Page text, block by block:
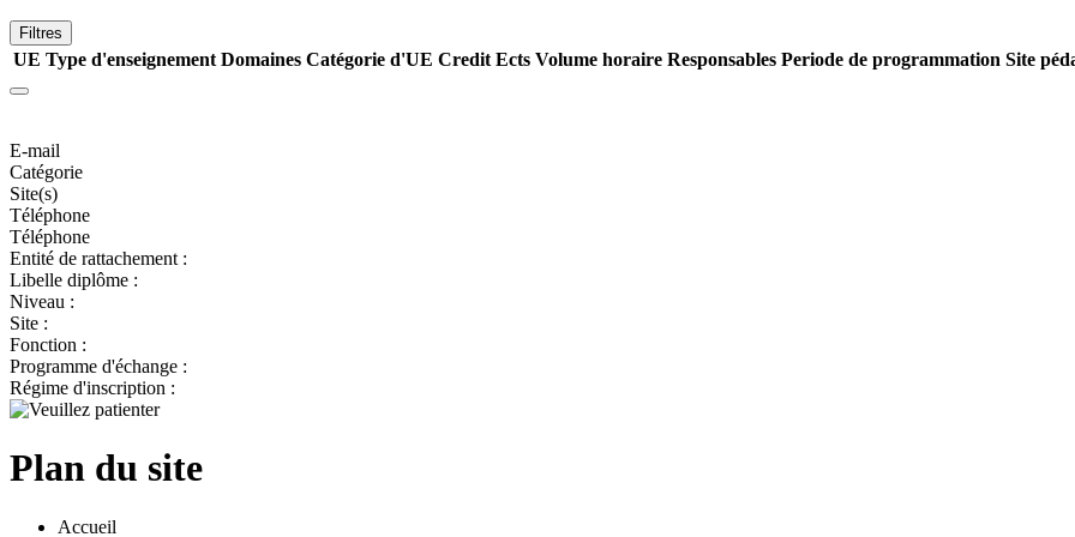
Filtres
UE Type d'enseignement Domaines Catégorie d'UE Credit Ects Volume horaire Responsables Periode de programmation Site
E-mail
Catégorie
Site(s)
Téléphone
Téléphone
Entité de rattachement :
Libelle diplôme :
Niveau :
Site :
Fonction :
Programme d'échange :
Régime d'inscription :
Plan du site
Accueil